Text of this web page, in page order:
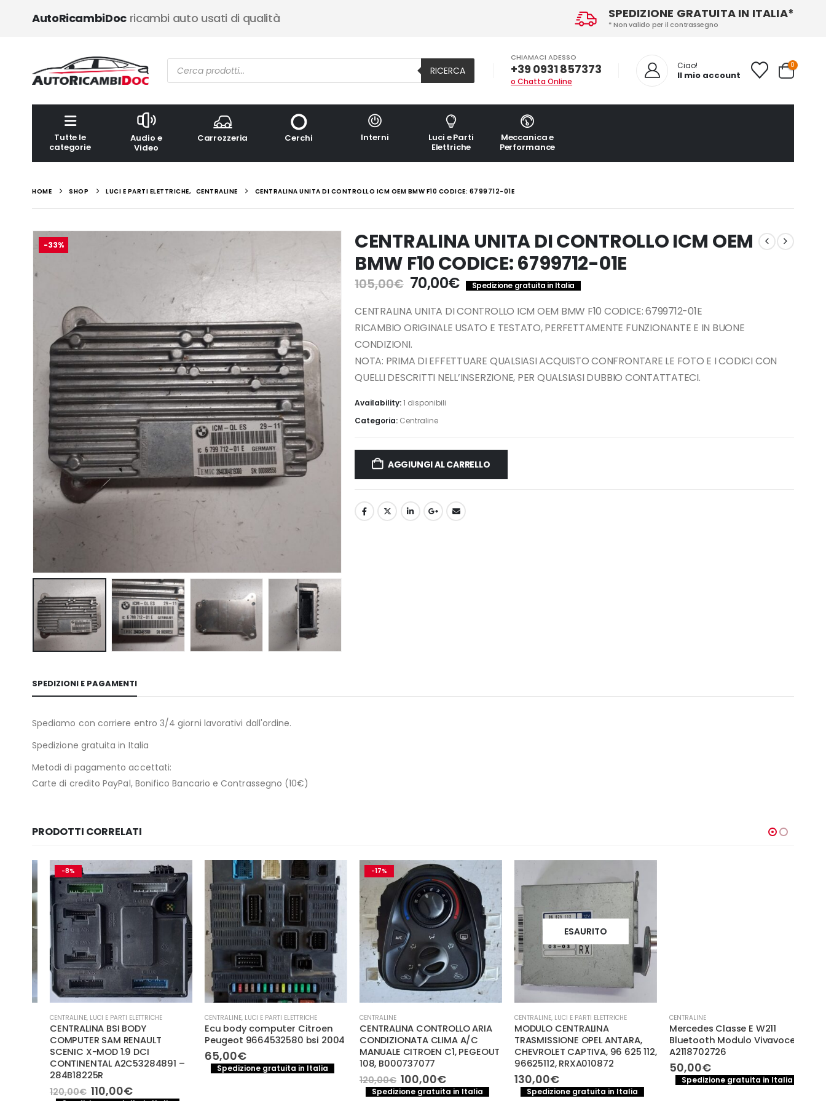
SPEDIZIONE GRATUITA IN ITALIA*
* Non valido per il contrassegno
AutoRicambiDocricambi auto usati di qualità
Ricerca
prodotti RICERCA
CHIAMACI ADESSO
+39 0931 857373
o Chatta Online
Ciao!
Il mio account
0
Tutte le
categorie
Audio e
Video
Carrozzeria Cerchi Interni
Luci e Parti
Elettriche
Meccanica e
Performance
HOME SHOP LUCI E PARTI ELETTRICHE, CENTRALINE CENTRALINA UNITA DI CONTROLLO ICM OEM BMW F10 CODICE: 6799712-01E
-33%
CENTRALINA UNITA DI CONTROLLO ICM OEM
BMW F10 CODICE: 6799712-01E
105,00€ Il
prezzo
originale
era:
105,00€.
70,00€Il
prezzo
attuale
è:
Spedizione gratuita in Italia
CENTRALINA UNITA DI CONTROLLO ICM OEM BMW F10 CODICE: 6799712-01E
RICAMBIO ORIGINALE USATO E TESTATO, PERFETTAMENTE FUNZIONANTE E IN BUONE
CONDIZIONI.
NOTA: PRIMA DI EFFETTUARE QUALSIASI ACQUISTO CONFRONTARE LE FOTO E I CODICI CON
QUELLI DESCRITTI NELL’INSERZIONE, PER QUALSIASI DUBBIO CONTATTATECI.
Availability:1 disponibili
Categoria: Centraline
AGGIUNGI AL CARRELLO
SPEDIZIONI E PAGAMENTI
Spediamo con corriere entro 3/4 giorni lavorativi dall'ordine.
Spedizione gratuita in Italia
Metodi di pagamento accettati:
Carte di credito PayPal, Bonifico Bancario e Contrassegno (10€)
PRODOTTI CORRELATI
-8%
CENTRALINE,LUCI E PARTI ELETTRICHE
CENTRALINA BSI BODY
COMPUTER SAM RENAULT
SCENIC X-MOD 1.9 DCI
CONTINENTAL A2C53284891 –
284B18225R
120,00€ Il
110,00€Il
CENTRALINE,LUCI E PARTI ELETTRICHE
Ecu body computer Citroen
Peugeot 9664532580 bsi 2004
65,00€
Spedizione gratuita in Italia
CENTRALINE
CENTRALINA CONTROLLO ARIA
CONDIZIONATA CLIMA A/C
MANUALE CITROEN C1, PEGEOUT
108, B000737077
120,00€ Il
prezzo
100,00€Il
prezzo
Spedizione gratuita in Italia
ESAURITO
CENTRALINE,LUCI E PARTI ELETTRICHE
MODULO CENTRALINA
TRASMISSIONE OPEL ANTARA,
CHEVROLET CAPTIVA, 96 625 112,
96625112, RRXA010872
130,00€
Spedizione gratuita in Italia
CENTRALINE
Mercedes Classe E W211
Bluetooth Modulo Vivavoce
A2118702726
50,00€
Spedizione gratuita in Italia